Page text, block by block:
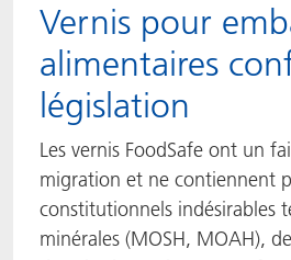
Vernis pour
alimentaires
législation
Les vernis FoodSafe ont un
migration et ne contiennent
constitutionnels indésirables
minérales (MOSH, MOAH),